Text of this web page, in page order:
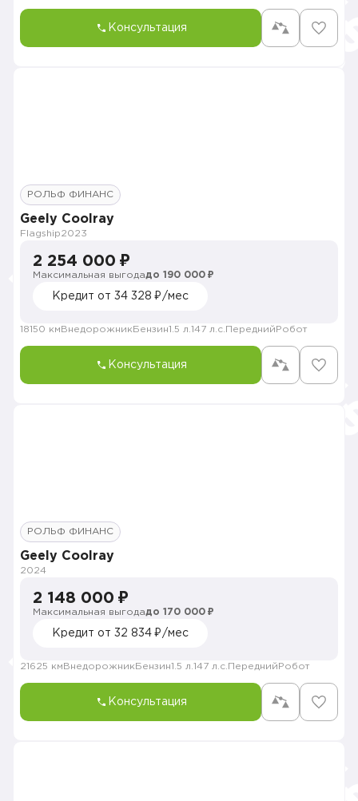
Консультация
РОЛЬФ ФИНАНС
Geely Coolray
Flagship2023
2 254 000 ₽
Максимальная выгодадо 190 000 ₽
Кредит от 34 328 ₽/мес
18150 км Внедорожник Бензин1.5 л. 147 л.с. Передний Робот
Консультация
РОЛЬФ ФИНАНС
Geely Coolray
2024
2 148 000 ₽
Максимальная выгодадо 170 000 ₽
Кредит от 32 834 ₽/мес
21625 км Внедорожник Бензин1.5 л. 147 л.с. Передний Робот
Консультация